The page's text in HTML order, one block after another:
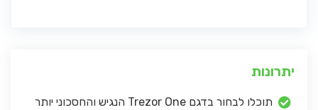
יתרונות
תוכלו לבחור בדגם Trezor One הנגיש והחסכוני יותר